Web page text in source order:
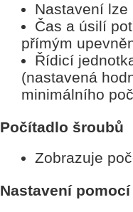
Nastavení
Čas a úsilí
přímým
Řídicí
(nastavená
minimálního
Počítadlo šroubů
Zobrazuje
Nastavení